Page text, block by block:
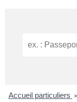
Accueil particuliers >